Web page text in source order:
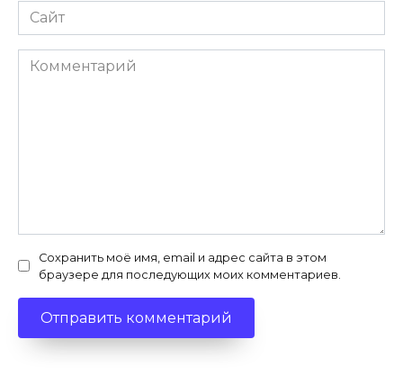
Сайт
Комментарий
Сохранить моё имя, email и адрес сайта в этом
браузере для последующих моих комментариев.